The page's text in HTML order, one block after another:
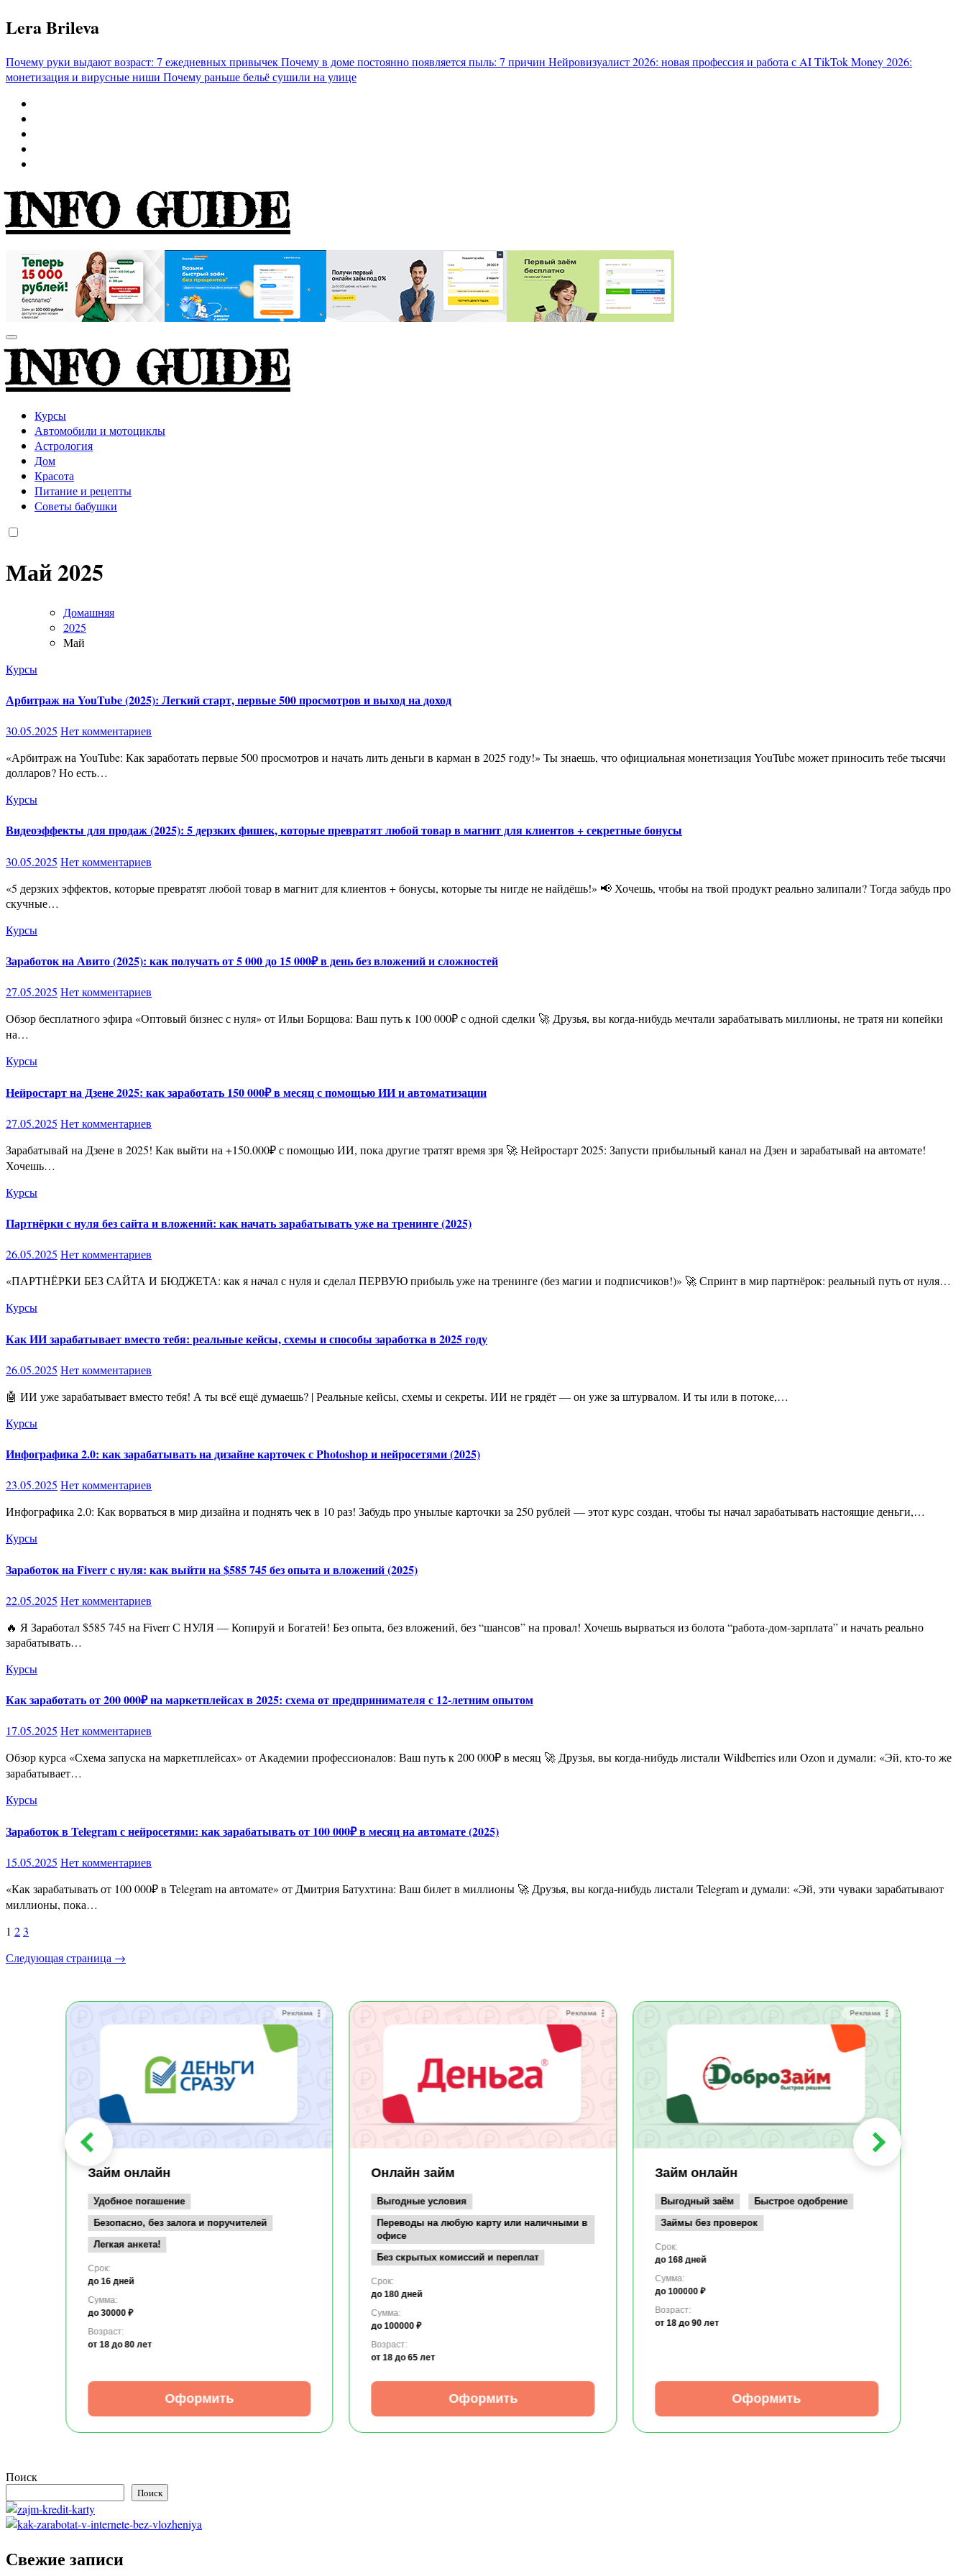
Перейти
к
Lera Brileva
Почему руки выдают возраст: 7 ежедневных привычекПочему в доме постоянно появляется пыль: 7 причин Нейровизуалист 2026: новая профессия и работа с AITikTok Money 2026:
монетизация и вирусные ниши Почему раньше бельё сушили на улице
INFO GUIDE
INFO GUIDE
Курсы
Автомобили и мотоциклы
Астрология
Дом
Красота
Питание и рецепты
Советы бабушки
Май 2025
Домашняя
2025
Май
Курсы
Арбитраж на YouTube (2025): Легкий старт, первые 500 просмотров и выход на доход
30.05.2025 Нет комментариев
«Арбитраж на YouTube: Как заработать первые 500 просмотров и начать лить деньги в карман в 2025 году!» Ты знаешь, что официальная монетизация YouTube может приносить тебе тысячи
долларов? Но есть…
Курсы
Видеоэффекты для продаж (2025): 5 дерзких фишек, которые превратят любой товар в магнит для клиентов + секретные бонусы
30.05.2025 Нет комментариев
«5 дерзких эффектов, которые превратят любой товар в магнит для клиентов + бонусы, которые ты нигде не найдёшь!» 📢 Хочешь, чтобы на твой продукт реально залипали? Тогда забудь про
скучные…
Курсы
Заработок на Авито (2025): как получать от 5 000 до 15 000₽ в день без вложений и сложностей
27.05.2025 Нет комментариев
Обзор бесплатного эфира «Оптовый бизнес с нуля» от Ильи Борщова: Ваш путь к 100 000₽ с одной сделки 🚀 Друзья, вы когда-нибудь мечтали зарабатывать миллионы, не тратя ни копейки
на…
Курсы
Нейростарт на Дзене 2025: как заработать 150 000₽ в месяц с помощью ИИ и автоматизации
27.05.2025 Нет комментариев
Зарабатывай на Дзене в 2025! Как выйти на +150.000₽ с помощью ИИ, пока другие тратят время зря 🚀 Нейростарт 2025: Запусти прибыльный канал на Дзен и зарабатывай на автомате!
Хочешь…
Курсы
Партнёрки с нуля без сайта и вложений: как начать зарабатывать уже на тренинге (2025)
26.05.2025 Нет комментариев
«ПАРТНЁРКИ БЕЗ САЙТА И БЮДЖЕТА: как я начал с нуля и сделал ПЕРВУЮ прибыль уже на тренинге (без магии и подписчиков!)» 🚀 Спринт в мир партнёрок: реальный путь от нуля…
Курсы
Как ИИ зарабатывает вместо тебя: реальные кейсы, схемы и способы заработка в 2025 году
26.05.2025 Нет комментариев
🤖 ИИ уже зарабатывает вместо тебя! А ты всё ещё думаешь? | Реальные кейсы, схемы и секреты. ИИ не грядёт — он уже за штурвалом. И ты или в потоке,…
Курсы
Инфографика 2.0: как зарабатывать на дизайне карточек с Photoshop и нейросетями (2025)
23.05.2025 Нет комментариев
Инфографика 2.0: Как ворваться в мир дизайна и поднять чек в 10 раз! Забудь про унылые карточки за 250 рублей — этот курс создан, чтобы ты начал зарабатывать настоящие деньги,…
Курсы
Заработок на Fiverr с нуля: как выйти на $585 745 без опыта и вложений (2025)
22.05.2025 Нет комментариев
🔥 Я Заработал $585 745 на Fiverr С НУЛЯ — Копируй и Богатей! Без опыта, без вложений, без “шансов” на провал! Хочешь вырваться из болота “работа-дом-зарплата” и начать реально
зарабатывать…
Курсы
Как заработать от 200 000₽ на маркетплейсах в 2025: схема от предпринимателя с 12-летним опытом
17.05.2025 Нет комментариев
Обзор курса «Схема запуска на маркетплейсах» от Академии профессионалов: Ваш путь к 200 000₽ в месяц 🚀 Друзья, вы когда-нибудь листали Wildberries или Ozon и думали: «Эй, кто-то же
зарабатывает…
Курсы
Заработок в Telegram с нейросетями: как зарабатывать от 100 000₽ в месяц на автомате (2025)
15.05.2025 Нет комментариев
«Как зарабатывать от 100 000₽ в Telegram на автомате» от Дмитрия Батухтина: Ваш билет в миллионы 🚀 Друзья, вы когда-нибудь листали Telegram и думали: «Эй, эти чуваки зарабатывают
миллионы, пока…
Пагинация
записей
1 23
Следующая страница →
Реклама
Займ онлайн
Удобное погашение
Безопасно, без залога и поручителей
Легкая анкета!
Срок:
до 16 дней
Сумма:
до 30000 ₽
Возраст:
от 18 до 80 лет
Оформить
Реклама
Онлайн займ
Выгодные условия
Переводы на любую карту или наличными в
офисе
Без скрытых комиссий и переплат
Срок:
до 180 дней
Сумма:
до 100000 ₽
Возраст:
от 18 до 65 лет
Оформить
Реклама
Займ онлайн
Выгодный заём
Быстрое одобрение
Займы без проверок
Срок:
до 168 дней
Сумма:
до 100000 ₽
Возраст:
от 18 до 90 лет
Оформить
Поиск
Поиск
Свежие записи